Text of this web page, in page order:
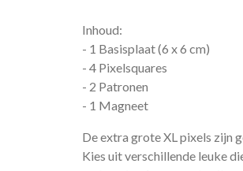
Inhoud:
- 1 Basisplaat (6 x 6 cm)
- 4 Pixelsquares
- 2 Patronen
- 1 Magneet
De extra grote XL pixels zijn
Kies uit verschillende leuke